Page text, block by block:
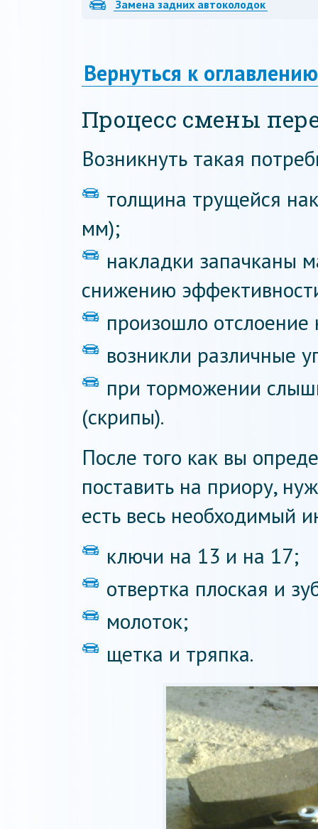
Замена задних автоколодок
Вернуться к оглавлению
Процесс смены
Возникнуть такая
толщина трущейся
мм);
накладки запачканы
снижению
произошло
возникли различные
при торможении
(скрипы).
После того как вы
поставить на приору,
есть весь необходимый
ключи на 13 и на 17;
отвертка плоская и
молоток;
щетка и тряпка.